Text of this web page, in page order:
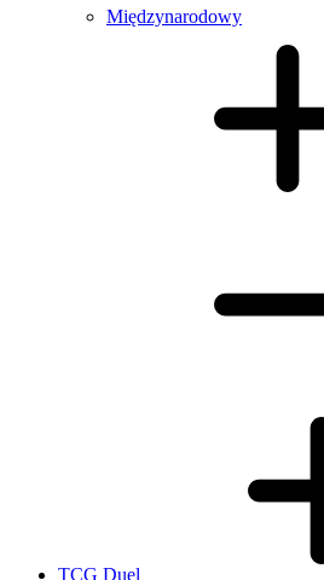
Międzynarodowy
TCG Duel